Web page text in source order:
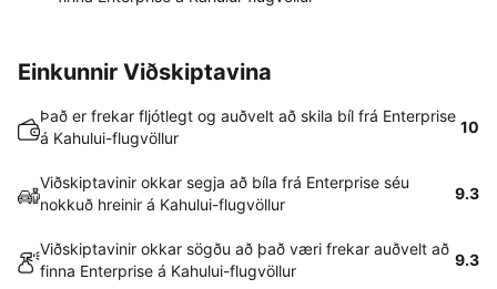
Einkunnir Viðskiptavina
Það er frekar fljótlegt og auðvelt að skila bíl frá Enterprise
á Kahului-flugvöllur
10
Viðskiptavinir okkar segja að bíla frá Enterprise séu
nokkuð hreinir á Kahului-flugvöllur
9.3
Viðskiptavinir okkar sögðu að það væri frekar auðvelt að
finna Enterprise á Kahului-flugvöllur
9.3